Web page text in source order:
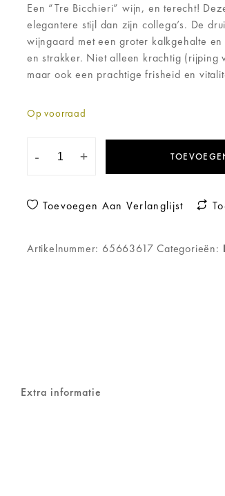
Een “Tre Bicchieri” wijn, en terecht!
elegantere stijl dan zijn collega’s. De
wijngaard met een groter kalkgehalte
en strakker. Niet alleen krachtig (rijping
maar ook een prachtige frisheid en
Op voorraad
- +
Toevoegen Aan Verlanglijst
Artikelnummer: 65663617 Categorieën:
Extra informatie